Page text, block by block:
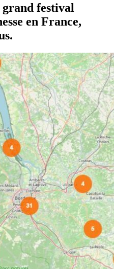
festival
en France,